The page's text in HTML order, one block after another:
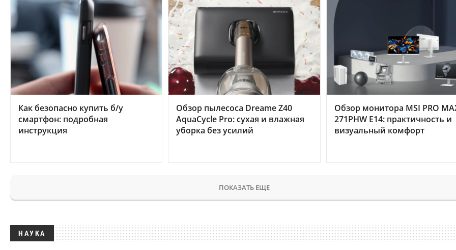
Как безопасно купить б/у
смартфон: подробная
инструкция
Обзор пылесоса Dreame Z40
AquaCycle Pro: сухая и влажная
уборка без усилий
Обзор монитора MSI PRO
271PHW E14: практичность и
визуальный комфорт
ПОКАЗАТЬ ЕЩЕ
НАУКА